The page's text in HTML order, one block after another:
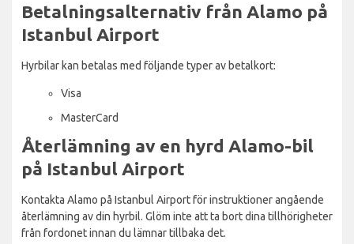
Betalningsalternativ från Alamo på
Istanbul Airport
Hyrbilar kan betalas med följande typer av betalkort:
Visa
MasterCard
Återlämning av en hyrd Alamo-bil
på Istanbul Airport
Kontakta Alamo på Istanbul Airport för instruktioner angående
återlämning av din hyrbil. Glöm inte att ta bort dina tillhörigheter
från fordonet innan du lämnar tillbaka det.